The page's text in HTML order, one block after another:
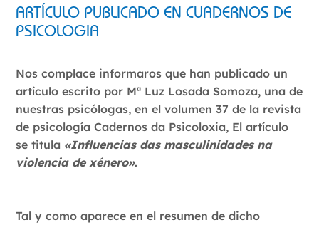
ARTÍCULO PUBLICADO EN CUADERNOS DE
PSICOLOGIA
Nos complace informaros que han publicado un
artículo escrito por Mª Luz Losada Somoza, una de
nuestras psicólogas, en el volumen 37 de la revista
de psicología Cadernos da Psicoloxia, El artículo
se titula «Influencias das masculinidades na
violencia de xénero».
Tal y como aparece en el resumen de dicho